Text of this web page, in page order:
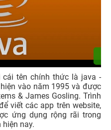
tên chính thức là java -
vào năm 1995 và được
& James Gosling. Trình
viết các app trên website,
ứng dụng rộng rãi trong
nay.